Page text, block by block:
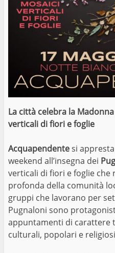
La città celebra la
verticali di fiori e foglie
Acquapendentesi
weekend all’insegna dei
verticali di fiori e foglie che
profonda della comunità
gruppi che lavorano per
Pugnaloni sono
appuntamenti di carattere
culturali, popolari e